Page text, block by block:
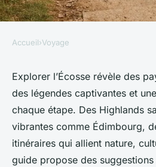
VOYAGE
Voyage en Écosse
pour un séjour
Mathilde•7 juin 2025•4 min de
Accueil›Voyage
Explorer l’Écosse révèle des
des légendes captivantes et
chaque étape. Des Highlands
vibrantes comme Édimbourg,
itinéraires qui allient nature,
guide propose des